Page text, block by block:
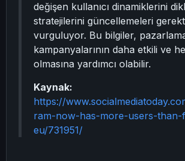
değişen kullanıcı dinamiklerini
stratejilerini güncellemeleri
vurguluyor. Bu bilgiler,
kampanyalarının daha etkili ve
olmasına yardımcı olabilir.
Kaynak:
https://
ram-now-has-more-users-than-
eu/731951/